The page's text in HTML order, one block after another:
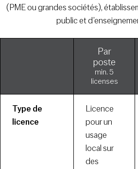
(PME ou grandes sociétés),
public et
Par
poste
min. 5
licenses
Type de
licence
Licence
pour un
usage
local sur
des